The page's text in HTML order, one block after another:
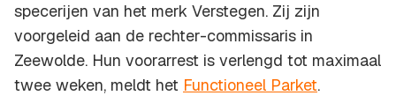
specerijen van het merk Verstegen. Zij zijn
voorgeleid aan de rechter-commissaris in
Zeewolde. Hun voorarrest is verlengd tot maximaal
twee weken, meldt het Functioneel Parket.